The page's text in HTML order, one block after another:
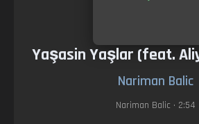
Yaşasin Yaşlar (feat.
Nariman Balic
Nariman Balic• 2:54